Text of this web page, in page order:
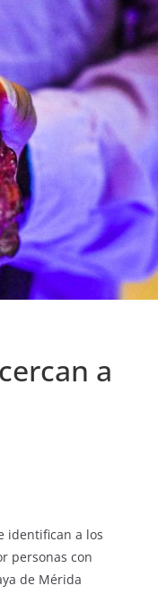
a
identifican a los
personas con
de Mérida